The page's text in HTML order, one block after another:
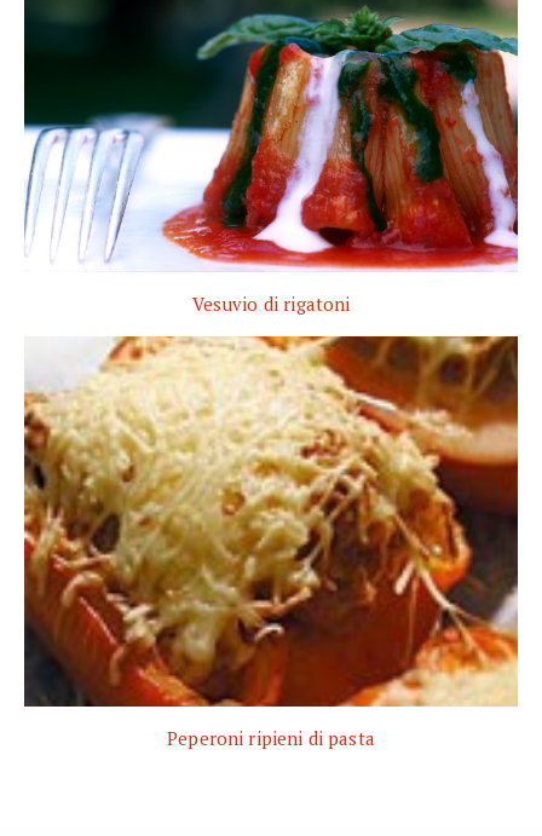
Vesuvio di rigatoni
Peperoni ripieni di pasta